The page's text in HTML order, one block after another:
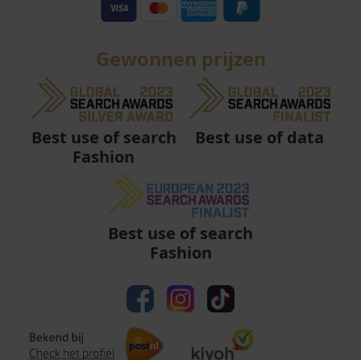
Gewonnen prijzen
Best use of search
Fashion
Best use of data
Best use of search
Fashion